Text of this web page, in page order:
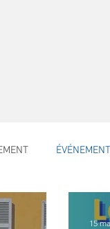
JEUNESSE
15